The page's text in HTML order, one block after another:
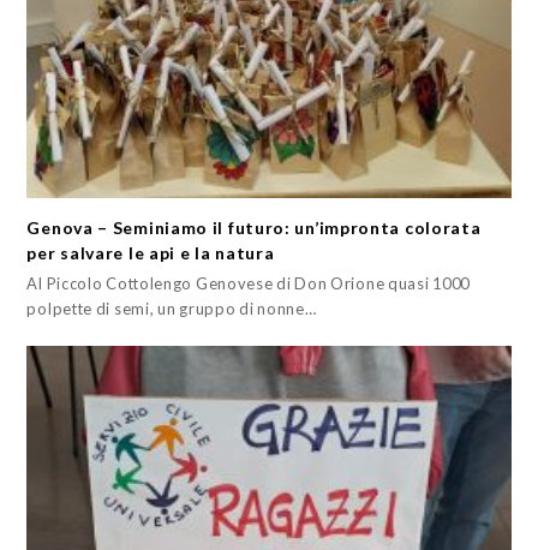
Genova – Seminiamo il futuro: un’impronta colorata
per salvare le api e la natura
Al Piccolo Cottolengo Genovese di Don Orione quasi 1000
polpette di semi, un gruppo di nonne…